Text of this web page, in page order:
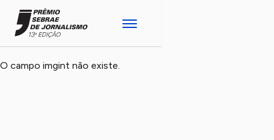
O campo imgint não existe.